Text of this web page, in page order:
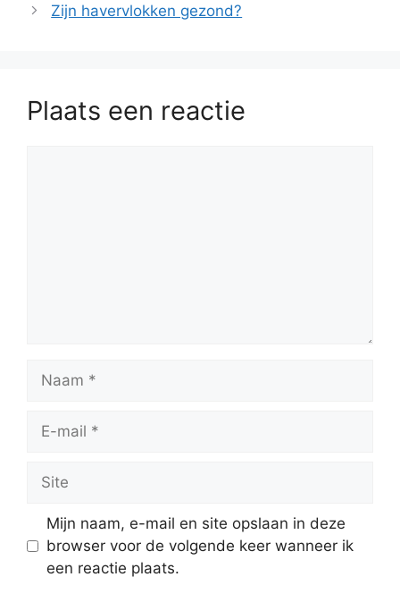
Zijn havervlokken gezond?
Plaats een reactie
Naam
Site
Mijn naam, e-mail en site opslaan in deze
browser voor de volgende keer wanneer ik
een reactie plaats.